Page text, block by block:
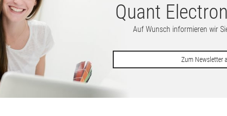
Quant
Auf Wunsch informieren wir
Zum Newsletter